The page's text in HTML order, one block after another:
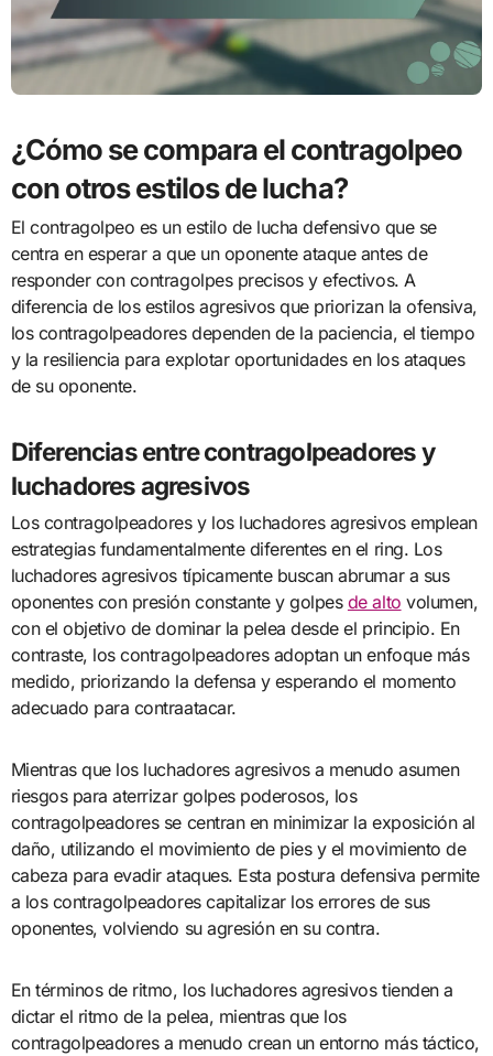
¿Cómo se compara el contragolpeo
con otros estilos de lucha?
El contragolpeo es un estilo de lucha defensivo que se
centra en esperar a que un oponente ataque antes de
responder con contragolpes precisos y efectivos. A
diferencia de los estilos agresivos que priorizan la ofensiva,
los contragolpeadores dependen de la paciencia, el tiempo
y la resiliencia para explotar oportunidades en los ataques
de su oponente.
Diferencias entre contragolpeadores y
luchadores agresivos
Los contragolpeadores y los luchadores agresivos emplean
estrategias fundamentalmente diferentes en el ring. Los
luchadores agresivos típicamente buscan abrumar a sus
oponentes con presión constante y golpes de alto volumen,
con el objetivo de dominar la pelea desde el principio. En
contraste, los contragolpeadores adoptan un enfoque más
medido, priorizando la defensa y esperando el momento
adecuado para contraatacar.
Mientras que los luchadores agresivos a menudo asumen
riesgos para aterrizar golpes poderosos, los
contragolpeadores se centran en minimizar la exposición al
daño, utilizando el movimiento de pies y el movimiento de
cabeza para evadir ataques. Esta postura defensiva permite
a los contragolpeadores capitalizar los errores de sus
oponentes, volviendo su agresión en su contra.
En términos de ritmo, los luchadores agresivos tienden a
dictar el ritmo de la pelea, mientras que los
contragolpeadores a menudo crean un entorno más táctico,